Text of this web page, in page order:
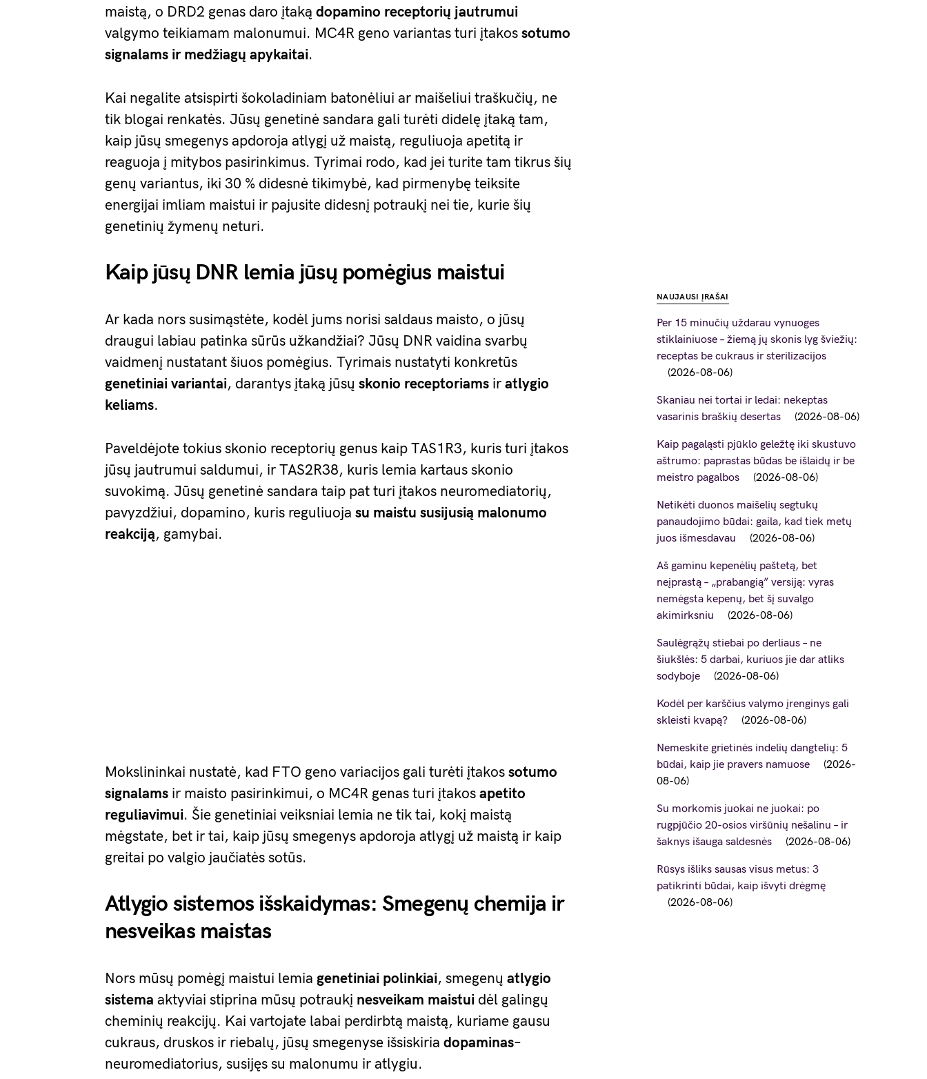
maistą, o DRD2 genas daro įtaką dopamino receptorių jautrumui
valgymo teikiamam malonumui. MC4R geno variantas turi įtakos sotumo
signalams ir medžiagų apykaitai.
Kai negalite atsispirti šokoladiniam batonėliui ar maišeliui traškučių, ne
tik blogai renkatės. Jūsų genetinė sandara gali turėti didelę įtaką tam,
kaip jūsų smegenys apdoroja atlygį už maistą, reguliuoja apetitą ir
reaguoja į mitybos pasirinkimus. Tyrimai rodo, kad jei turite tam tikrus šių
genų variantus, iki 30 % didesnė tikimybė, kad pirmenybę teiksite
energijai imliam maistui ir pajusite didesnį potraukį nei tie, kurie šių
genetinių žymenų neturi.
Kaip jūsų DNR lemia jūsų pomėgius maistui
Ar kada nors susimąstėte, kodėl jums norisi saldaus maisto, o jūsų
draugui labiau patinka sūrūs užkandžiai? Jūsų DNR vaidina svarbų
vaidmenį nustatant šiuos pomėgius. Tyrimais nustatyti konkretūs
genetiniai variantai, darantys įtaką jūsų skonio receptoriams ir atlygio
keliams.
Paveldėjote tokius skonio receptorių genus kaip TAS1R3, kuris turi įtakos
jūsų jautrumui saldumui, ir TAS2R38, kuris lemia kartaus skonio
suvokimą. Jūsų genetinė sandara taip pat turi įtakos neuromediatorių,
pavyzdžiui, dopamino, kuris reguliuoja su maistu susijusią malonumo
reakciją, gamybai.
Mokslininkai nustatė, kad FTO geno variacijos gali turėti įtakos sotumo
signalams ir maisto pasirinkimui, o MC4R genas turi įtakos apetito
reguliavimui. Šie genetiniai veiksniai lemia ne tik tai, kokį maistą
mėgstate, bet ir tai, kaip jūsų smegenys apdoroja atlygį už maistą ir kaip
greitai po valgio jaučiatės sotūs.
Atlygio sistemos išskaidymas: Smegenų chemija ir
nesveikas maistas
Nors mūsų pomėgį maistui lemia genetiniai polinkiai, smegenų atlygio
sistema aktyviai stiprina mūsų potraukį nesveikam maistui dėl galingų
cheminių reakcijų. Kai vartojate labai perdirbtą maistą, kuriame gausu
cukraus, druskos ir riebalų, jūsų smegenyse išsiskiria dopaminas–
neuromediatorius, susijęs su malonumu ir atlygiu.
NAUJAUSI ĮRAŠAI
Per 15 minučių uždarau vynuoges
stiklainiuose – žiemą jų skonis lyg šviežių:
receptas be cukraus ir sterilizacijos
2026-08-06
Skaniau nei tortai ir ledai: nekeptas
vasarinis braškių desertas
2026-08-06
Kaip pagaląsti pjūklo geležtę iki skustuvo
aštrumo: paprastas būdas be išlaidų ir be
meistro pagalbos
2026-08-06
Netikėti duonos maišelių segtukų
panaudojimo būdai: gaila, kad tiek metų
juos išmesdavau
2026-08-06
Aš gaminu kepenėlių paštetą, bet
neįprastą – „prabangią” versiją: vyras
nemėgsta kepenų, bet šį suvalgo
akimirksniu
2026-08-06
Saulėgrąžų stiebai po derliaus – ne
šiukšlės: 5 darbai, kuriuos jie dar atliks
sodyboje
2026-08-06
Kodėl per karščius valymo įrenginys gali
skleisti kvapą?
2026-08-06
Nemeskite grietinės indelių dangtelių: 5
būdai, kaip jie pravers namuose
2026-
08-06
Su morkomis juokai ne juokai: po
rugpjūčio 20-osios viršūnių nešalinu – ir
šaknys išauga saldesnės
2026-08-06
Rūsys išliks sausas visus metus: 3
patikrinti būdai, kaip išvyti drėgmę
2026-08-06